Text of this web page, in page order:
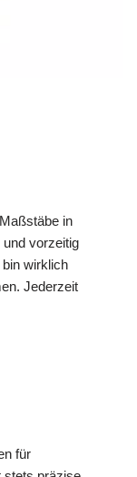
in
vorzeitig
wirklich
Jederzeit
für